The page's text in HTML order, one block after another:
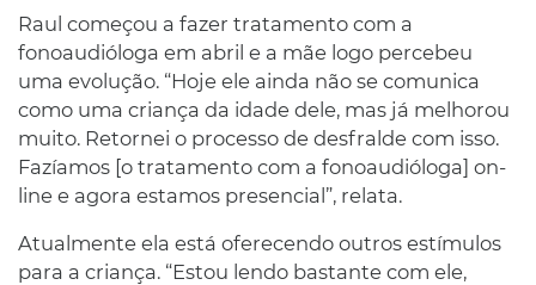
Raul começou a fazer tratamento com a
fonoaudióloga em abril e a mãe logo percebeu
uma evolução. “Hoje ele ainda não se comunica
como uma criança da idade dele, mas já melhorou
muito. Retornei o processo de desfralde com isso.
Fazíamos [o tratamento com a fonoaudióloga] on-
line e agora estamos presencial”, relata.
Atualmente ela está oferecendo outros estímulos
para a criança. “Estou lendo bastante com ele,